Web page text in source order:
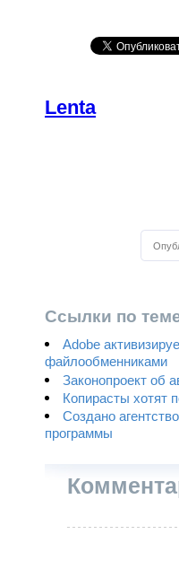
Lenta
Ссылки по
Adobe
файлообменниками
Законопроект об
Копирасты хотят
Создано
программы